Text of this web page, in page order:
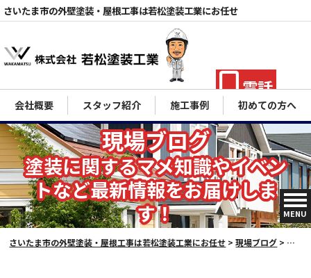
さいたま市の外壁塗装・屋根工事は若松塗装工業にお任せ
電話
MENU
会社概要 スタッフ紹介 施工事例 初めての方へ
現場ブログ
塗装に関するマメ知識やイベン
トなど最新情報をお届けしま
す！
さいたま市の外壁塗装・屋根工事は若松塗装工業にお任せ >現場ブログ > スタ